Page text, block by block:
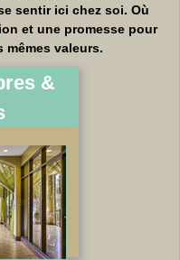
sentir ici chez soi. Où
et une promesse pour
mêmes valeurs.
&